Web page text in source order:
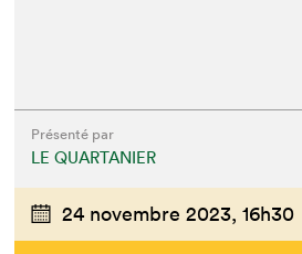
Présenté par
LE QUARTANIER
24 novembre 2023, 16h30